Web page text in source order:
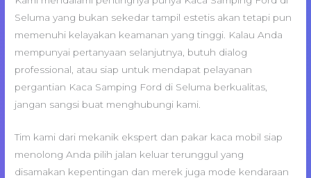
Seluma yang bukan sekedar tampil estetis akan tetapi pun
memenuhi kelayakan keamanan yang tinggi. Kalau Anda
mempunyai pertanyaan selanjutnya, butuh dialog
professional, atau siap untuk mendapat pelayanan
pergantian Kaca Samping Ford di Seluma berkualitas,
jangan sangsi buat menghubungi kami.
Tim kami dari mekanik ekspert dan pakar kaca mobil siap
menolong Anda pilih jalan keluar terunggul yang
disamakan kepentingan dan merek juga mode kendaraan